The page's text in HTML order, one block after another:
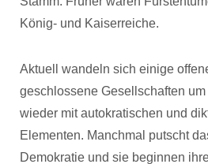
König- und Kaiserreiche.
Aktuell wandeln sich einige
geschlossene Gesellschaften
wieder mit autokratischen und
Elementen. Manchmal putscht
Demokratie und sie beginnen